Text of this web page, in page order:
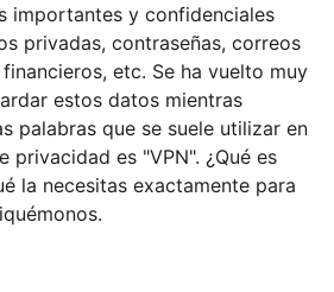
importantes y confidenciales
privadas, contraseñas, correos
etc. Se ha vuelto muy
estos datos mientras
palabras que se suele utilizar en
privacidad es "VPN". ¿Qué es
la necesitas exactamente para